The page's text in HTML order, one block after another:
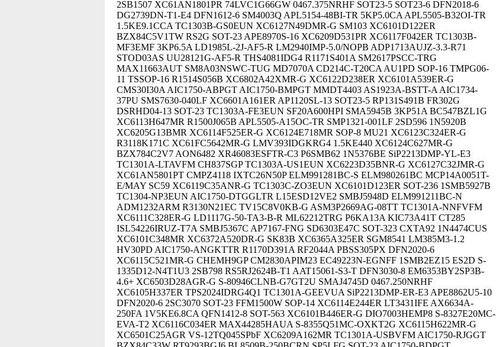
2SB1507 XC61AN1801PR 74LVC1G66GW 0467.375NRHF SOT23-5 SOT23-6 DFN2018-6
DG2739DN-T1-E4 DFN1612-6 SM4003Q APL5154-48BI-TR 5KP5.0CA APL5505-B32OI-TR
1.5KE9.1CCA TC1303B-GS0EUN XC6127N49DMR-G SM103 XC6101D122ER
BZX84C5V1TW RS2G SOT-23 APE8970S-16 XC6209D531PR XC6117F042ER TC1303B-
MF3EMF 3KP6.5A LD1985L-2J-AF5-R LM2940IMP-5.0/NOPB ADP1713AUJZ-3.3-R71
STOD03AS UU28121G-AF5-R THS4081IDG4 R1171S401A SM2617PSCC-TRG
MAX11663AUT SM8A03NSWC-TUG MD7070A CD214C-T20CA AU1PD SOP-16 TMPG06-
11 TSSOP-16 R1514S056B XC6802A42XMR-G XC6122D238ER XC6101A539ER-G
CMS30I30A AIC1750-ABPGT AIC1750-BMPGT MMDT4403 AS1923A-BSTT-A AIC1734-
37PU SMS7630-040LF XC6601A161ER AP1120SL-13 SOT23-5 RP131S491B FR302G
DSRHD04-13 SOT-23 TC1303A-FE3EUN SF20A600HPI SMA5945B 3KP51A BC547BZL1G
XC6113H647MR R1500J065B APL5505-A15OC-TR SMP1321-001LF 2SD596 1N5920B
XC6205G13BMR XC6114F525ER-G XC6124E718MR SOP-8 MU21 XC6123C324ER-G
R3118K171C XC61FC5642MR-G LMV393IDGKRG4 1.5KE440 XC6124C627MR-G
BZX784C2V7 AON6482 XR46083ESFTR-C3 P6SMB62 1N5376BE SiP2213DMP-YL-E3
TC1301A-LTAVFM CH837SGP TC1303A-US1EUN XC6223D35BNR-G XC6127C32JMR-G
XC61AN5801PT CMPZ4118 IXTC26N50P ELM991281BC-S ELM980261BC MCP14A0051T-
E/MAY SC59 XC6119C35ANR-G TC1303C-ZO3EUN XC6101D123ER SOT-236 1SMB5927B
TC1304-NP3EUN AIC1750-DTGGLTR L15ESD12VE2 SMBJ5948D ELM991211BC-N
ADM1232ARM R3130N21EC TV15C8V0KB-G ASM3P2669AG-08TT TC1301A-NNFVFM
XC6111C328ER-G LD1117G-50-TA3-B-R ML62212TRG P6KA13A KIC73A41T CT285
ISL54226IRUZ-T7A SMBJ5367C AP7167-FNG SD6303E47C SOT-323 CXTA92 1N4474CUS
XC6101C348MR XC6372A520DR-G SK83B XC6365A325ER SGM8541 LM385M3-1.2
HV30PD AIC1750-ANGKTTR R1170D391A RF2044A PBSS305PX DFN2020-6
XC6115C521MR-G CHEMH9GP CM2830APIM23 EC49223N-EGNFF 1SMB2EZ15 ES2D S-
1335D12-N4T1U3 2SB798 RS5RJ2624B-T1 AAT15061-S3-T DFN3030-8 EM6353BY2SP3B-
4.6+ XC6503D28AGR-G S-80946CLNB-G7GT2U SMAJ4745D 0467.250NRHF
XC6105H337ER TPS2024IDRG4Q1 TC1301A-GEEVUA SiP2213DMP-ER-E3 APE8862U5-10
DFN2020-6 2SC3070 SOT-23 FFM1500W SOP-14 XC6114E244ER LT3431IFE AX6634A-
250FA 1V5KE6.8CA QFN1412-8 SOT-563 XC6101B446ER-G DIO7003HEMP8 S-8327E20MC-
EVA-T2 XC6116C034ER MAX44285HAUA S-8355Q51MC-OXKT2G XC6115H622MR-G
XC6501C25AGR VS-12TQ045SPbF XC6209A162MR TC1301A-USBVFM AIC1750-RJGGT